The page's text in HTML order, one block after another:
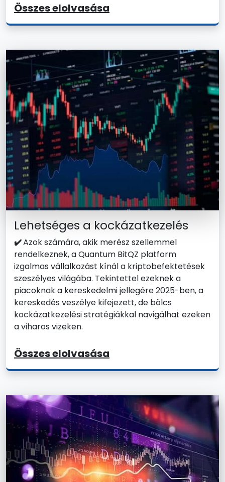
Összes elolvasása
Lehetséges a kockázatkezelés
✔️Azok számára, akik merész szellemmel
rendelkeznek, a Quantum BitQZ platform
izgalmas vállalkozást kínál a kriptobefektetések
szeszélyes világába. Tekintettel ezeknek a
piacoknak a kereskedelmi jellegére 2025-ben, a
kereskedés veszélye kifejezett, de bölcs
kockázatkezelési stratégiákkal navigálhat ezeken
a viharos vizeken.
Összes elolvasása